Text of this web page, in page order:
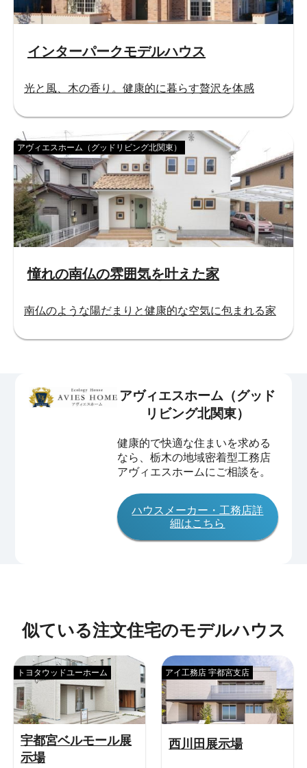
インターパークモデルハウス
光と風、木の香り。健康的に暮らす贅沢を体感
憧れの南仏の雰囲気を叶えた家
アヴィエスホーム（グッドリビング北関東）
南仏のような陽だまりと健康的な空気に包まれる家
アヴィエスホーム（グッド
リビング北関東）
健康的で快適な住まいを求める
なら、栃木の地域密着型工務店
アヴィエスホームにご相談を。
ハウスメーカー・工務店詳
細はこちら
似ている注文住宅のモデルハウス
宇都宮ベルモール展
示場
トヨタウッドユーホーム
西川田展示場
アイ工務店 宇都宮支店